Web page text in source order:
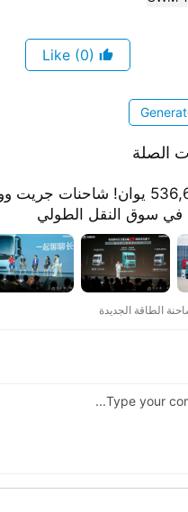
(0)
الصلة
​​بدءًا من 536,600 يوان! شاحنات
سوق النقل الطولي​​
الطاقة الجديدة